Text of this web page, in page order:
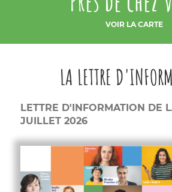
VOIR LA CARTE
LA LETTRE
LETTRE D'INFORMATION DE
JUILLET 2026